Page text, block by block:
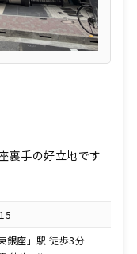
裏手の好立地です
銀座」駅 徒歩3分